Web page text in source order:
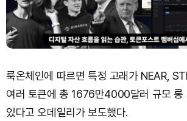
룩온체인에 따르면 특정 고래가 NEAR,
여러 토큰에 총 1676만4000달러 규모 롱
있다고 오데일리가 보도했다.